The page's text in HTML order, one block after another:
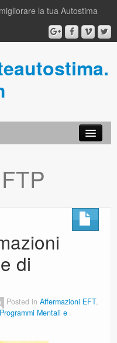
la tua Autostima
FTP
di
Posted in Affermazioni EFT,
Programmi Mentali e